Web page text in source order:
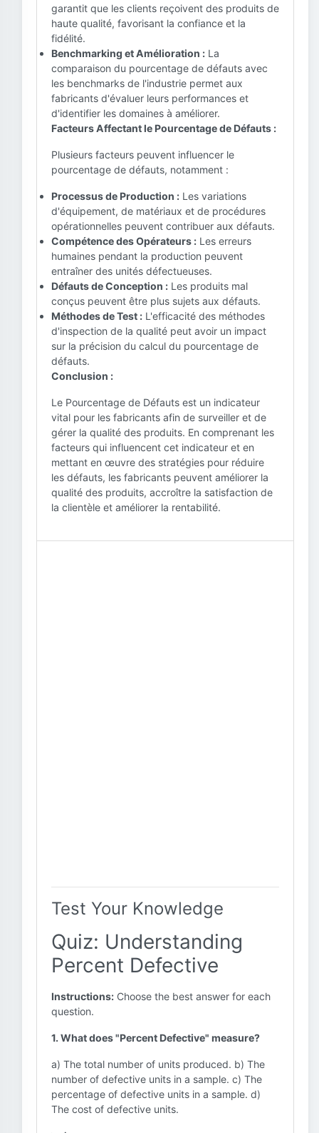
garantit que les clients reçoivent des produits de
haute qualité, favorisant la confiance et la
fidélité.
Benchmarking et Amélioration : La
comparaison du pourcentage de défauts avec
les benchmarks de l'industrie permet aux
fabricants d'évaluer leurs performances et
d'identifier les domaines à améliorer.
Facteurs Affectant le Pourcentage de Défauts :
Plusieurs facteurs peuvent influencer le
pourcentage de défauts, notamment :
Processus de Production : Les variations
d'équipement, de matériaux et de procédures
opérationnelles peuvent contribuer aux défauts.
Compétence des Opérateurs : Les erreurs
humaines pendant la production peuvent
entraîner des unités défectueuses.
Défauts de Conception : Les produits mal
conçus peuvent être plus sujets aux défauts.
Méthodes de Test : L'efficacité des méthodes
d'inspection de la qualité peut avoir un impact
sur la précision du calcul du pourcentage de
défauts.
Conclusion :
Le Pourcentage de Défauts est un indicateur
vital pour les fabricants afin de surveiller et de
gérer la qualité des produits. En comprenant les
facteurs qui influencent cet indicateur et en
mettant en œuvre des stratégies pour réduire
les défauts, les fabricants peuvent améliorer la
qualité des produits, accroître la satisfaction de
la clientèle et améliorer la rentabilité.
Test Your Knowledge
Quiz: Understanding
Percent Defective
Instructions: Choose the best answer for each
question.
1. What does "Percent Defective" measure?
a) The total number of units produced. b) The
number of defective units in a sample. c) The
percentage of defective units in a sample. d)
The cost of defective units.